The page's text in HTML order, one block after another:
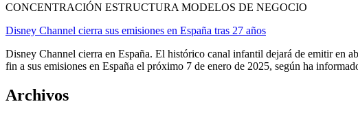
CONCENTRACIÓN ESTRUCTURA MODELOS DE NEGOCIO
Disney Channel cierra sus emisiones en España tras 27 años
Disney Channel cierra en España. El histórico canal infantil dejará de emitir en
fin a sus emisiones en España el próximo 7 de enero de 2025, según ha
Archivos